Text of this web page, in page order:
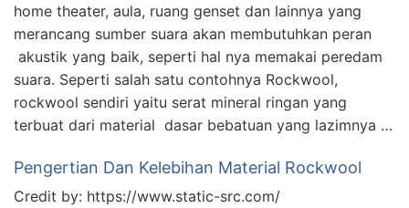
home theater, aula, ruang genset dan lainnya yang
merancang sumber suara akan membutuhkan peran
akustik yang baik, seperti hal nya memakai peredam
suara. Seperti salah satu contohnya Rockwool,
rockwool sendiri yaitu serat mineral ringan yang
terbuat dari material dasar bebatuan yang lazimnya …
Pengertian Dan Kelebihan Material Rockwool
Credit by: https://www.static-src.com/